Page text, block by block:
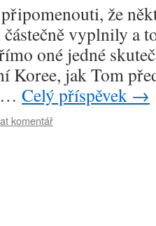
že
vyplnily a
oné jedné
Koree, jak Tom
… Celý příspěvek →
komentář